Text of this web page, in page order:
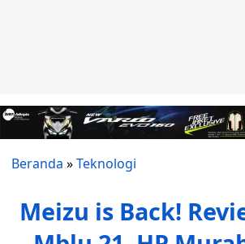
Beranda »Teknologi
Meizu is Back!